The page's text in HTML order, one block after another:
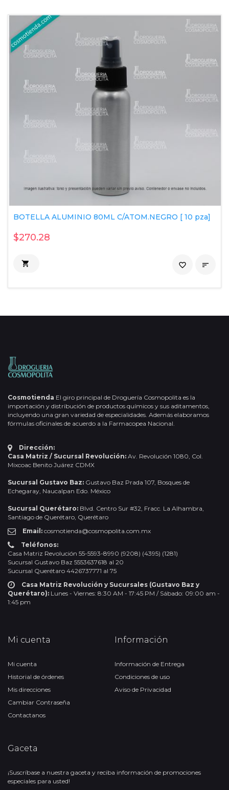
BOTELLA ALUMINIO 80ML C/ATOM.NEGRO [ 10 pza]
$270.28
 
favorite_border
Cosmotienda El giro principal de Droguería Cosmopolita es la
importación y distribución de productos químicos y sus aditamentos,
incluyendo una gran variedad de especialidades. Además elaboramos
fórmulas oficinales de acuerdo a la Farmacopea Nacional.
Dirección:
Casa Matriz / Sucursal Revolución: Av. Revolución 1080, Col.
Mixcoac Benito Juárez CDMX
Sucursal Gustavo Baz: Gustavo Baz Prada 107, Bosques de
Echegaray, Naucalpan Edo. México
Sucursal Querétaro: Blvd. Centro Sur #32, Fracc. La Alhambra,
Santiago de Querétaro, Querétaro
Email: cosmotienda@cosmopolita.com.mx
Teléfonos:
Casa Matriz Revolución 55-5593-8990 (9208) (4395) (1281)
Sucursal Gustavo Baz 5553637618 al 20
Sucursal Querétaro 4426737771 al 75
Casa Matriz Revolución y Sucursales (Gustavo Baz y
Querétaro): Lunes - Viernes: 8:30 AM - 17:45 PM / Sábado: 09:00 am -
1:45 pm
Mi cuenta
Mi cuenta
Historial de órdenes
Mis direcciones
Cambiar Contraseña
Contactanos
Información
Información de Entrega
Condiciones de uso
Aviso de Privacidad
Gaceta
¡Suscríbase a nuestra gaceta y reciba información de promociones
especiales para usted!